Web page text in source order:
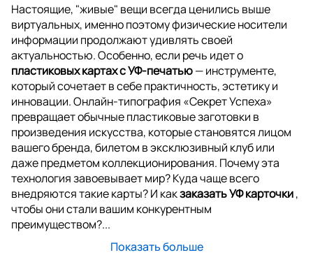
Настоящие, "живые" вещи всегда ценились выше
виртуальных, именно поэтому физические носители
информации продолжают удивлять своей
актуальностью. Особенно, если речь идет о
пластиковых картах с УФ-печатью— инструменте,
который сочетает в себе практичность, эстетику и
инновации. Онлайн-типография «Секрет Успеха»
превращает обычные пластиковые заготовки в
произведения искусства, которые становятся лицом
вашего бренда, билетом в эксклюзивный клуб или
даже предметом коллекционирования. Почему эта
технология завоевывает мир? Куда чаще всего
внедряются такие карты? И какзаказать УФ карточки,
чтобы они стали вашим конкурентным
преимуществом?...
Показать больше